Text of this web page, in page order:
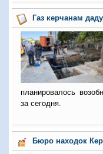
Газ керчанам
планировалось
за сегодня.
Бюро находок